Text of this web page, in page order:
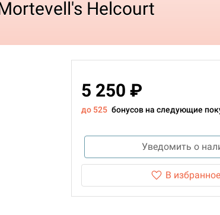
Helcourt
5 250 ₽
до 525 бонусов на следующие
Уведомить о
В избранное